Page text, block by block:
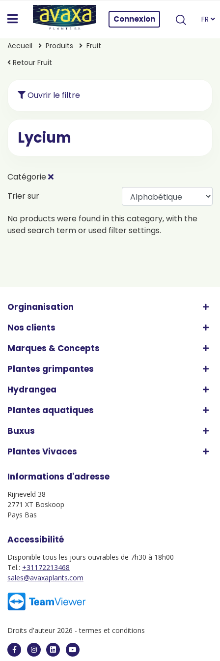
Connexion FR
Accueil Produits
Fruit
Retour Fruit
Ouvrir le filtre
Lycium
Catégorie
Trier sur
No products were found in this category, with the
used search term or used filter settings.
Orginanisation
Nos clients
Marques & Concepts
Plantes grimpantes
Hydrangea
Plantes aquatiques
Buxus
Plantes Vivaces
Informations d'adresse
Rijneveld 38
2771 XT Boskoop
Pays Bas
Accessibilité
Disponible tous les jours ouvrables de 7h30 à 18h00
Tel.: +31172213468
sales@avaxaplants.com
Droits d'auteur 2026 -termes et conditions